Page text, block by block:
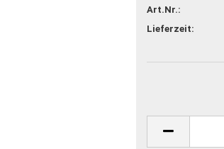
Konto erstellen
Passwort vergessen?
Art.Nr.:
Lieferzeit: